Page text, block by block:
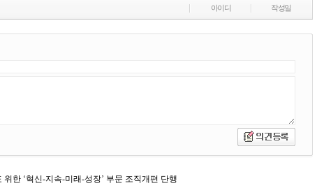
아이디 작성일
위한 ‘혁신-지속-미래-성장’ 부문 조직개편 단행